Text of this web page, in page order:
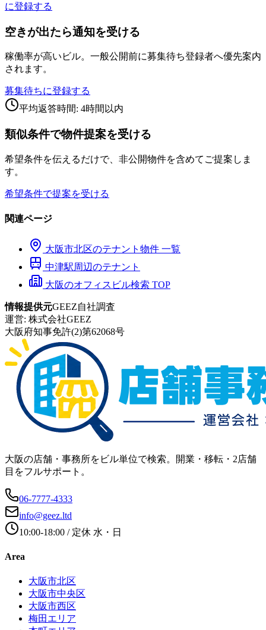
に登録する
空きが出たら通知を受ける
稼働率が高いビル。一般公開前に募集待ち登録者へ優先案内
されます。
募集待ちに登録する
平均返答時間: 4時間以内
類似条件で物件提案を受ける
希望条件を伝えるだけで、非公開物件を含めてご提案しま
す。
希望条件で提案を受ける
関連ページ
大阪市北区のテナント物件 一覧
中津駅周辺のテナント
大阪のオフィスビル検索 TOP
情報提供元GEEZ自社調査
運営: 株式会社GEEZ
大阪府知事免許(2)第62068号
大阪の店舗・事務所をビル単位で検索。開業・移転・2店舗
目をフルサポート。
06-7777-4333
info@geez.ltd
10:00-18:00 / 定休 水・日
Area
大阪市北区
大阪市中央区
大阪市西区
梅田エリア